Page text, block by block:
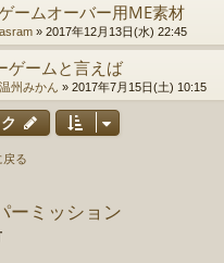
ームオーバー用ME素材
asram » 2017年12月13日(水) 22:45
ゲームと言えば
温州みかん » 2017年7月15日(土) 10:15
戻る
ーミッション